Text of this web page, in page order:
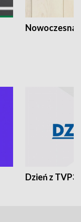
Nowoczesna
Dzień z TVP3